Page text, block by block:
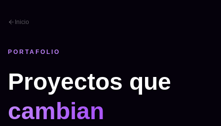
Inicio
PORTAFOLIO
Proyectos que
cambian